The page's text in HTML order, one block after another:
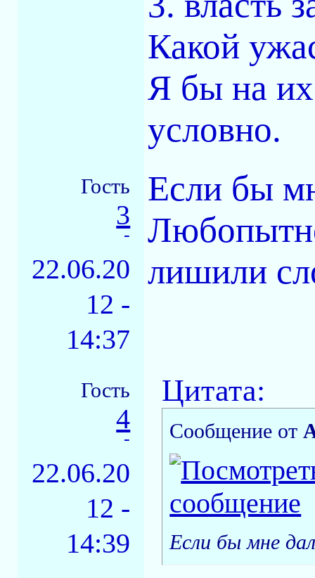
Какой
Я бы на их
условно.
Гость
3
-
22.06.20
12 -
14:37
Если бы
лишили
Гость
4
-
22.06.20
12 -
14:39
Цитата:
Сообщение от
Если бы мне